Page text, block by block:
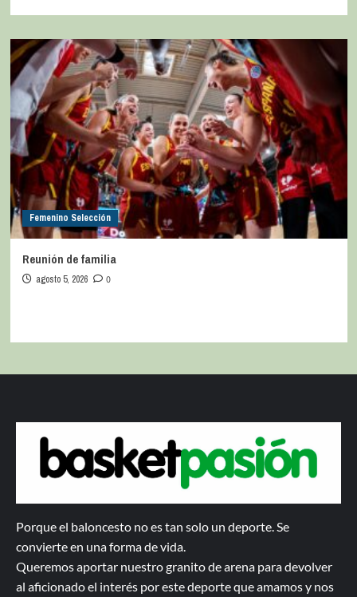
Femenino Selección
Reunión de familia
agosto 5, 2026 0
Porque el baloncesto no es tan solo un deporte. Se
convierte en una forma de vida.
Queremos aportar nuestro granito de arena para devolver
al aficionado el interés por este deporte que amamos y nos